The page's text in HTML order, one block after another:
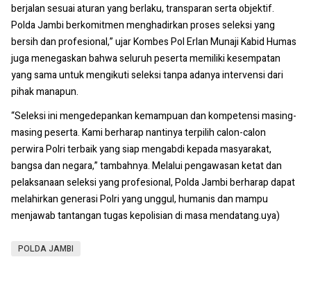
berjalan sesuai aturan yang berlaku, transparan serta objektif.
Polda Jambi berkomitmen menghadirkan proses seleksi yang
bersih dan profesional,” ujar Kombes Pol Erlan Munaji Kabid Humas
juga menegaskan bahwa seluruh peserta memiliki kesempatan
yang sama untuk mengikuti seleksi tanpa adanya intervensi dari
pihak manapun.
“Seleksi ini mengedepankan kemampuan dan kompetensi masing-
masing peserta. Kami berharap nantinya terpilih calon-calon
perwira Polri terbaik yang siap mengabdi kepada masyarakat,
bangsa dan negara,” tambahnya. Melalui pengawasan ketat dan
pelaksanaan seleksi yang profesional, Polda Jambi berharap dapat
melahirkan generasi Polri yang unggul, humanis dan mampu
menjawab tantangan tugas kepolisian di masa mendatang.uya)
POLDA JAMBI